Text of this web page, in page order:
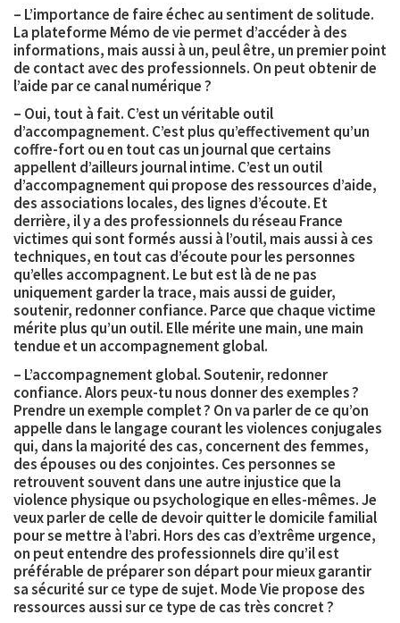
– L’importance de faire échec au sentiment de solitude.
La plateforme Mémo de vie permet d’accéder à des
informations, mais aussi à un, peul être, un premier point
de contact avec des professionnels. On peut obtenir de
l’aide par ce canal numérique ?
– Oui, tout à fait. C’est un véritable outil
d’accompagnement. C’est plus qu’effectivement qu’un
coffre-fort ou en tout cas un journal que certains
appellent d’ailleurs journal intime. C’est un outil
d’accompagnement qui propose des ressources d’aide,
des associations locales, des lignes d’écoute. Et
derrière, il y a des professionnels du réseau France
victimes qui sont formés aussi à l’outil, mais aussi à ces
techniques, en tout cas d’écoute pour les personnes
qu’elles accompagnent. Le but est là de ne pas
uniquement garder la trace, mais aussi de guider,
soutenir, redonner confiance. Parce que chaque victime
mérite plus qu’un outil. Elle mérite une main, une main
tendue et un accompagnement global.
– L’accompagnement global. Soutenir, redonner
confiance. Alors peux-tu nous donner des exemples ?
Prendre un exemple complet ? On va parler de ce qu’on
appelle dans le langage courant les violences conjugales
qui, dans la majorité des cas, concernent des femmes,
des épouses ou des conjointes. Ces personnes se
retrouvent souvent dans une autre injustice que la
violence physique ou psychologique en elles-mêmes. Je
veux parler de celle de devoir quitter le domicile familial
pour se mettre à l’abri. Hors des cas d’extrême urgence,
on peut entendre des professionnels dire qu’il est
préférable de préparer son départ pour mieux garantir
sa sécurité sur ce type de sujet. Mode Vie propose des
ressources aussi sur ce type de cas très concret ?